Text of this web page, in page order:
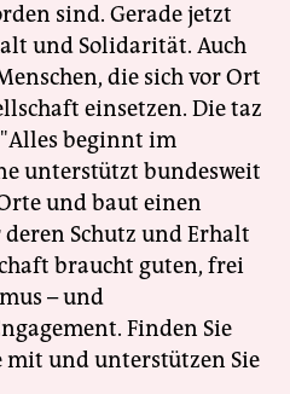
sind. Gerade jetzt
und Solidarität. Auch
die sich vor Ort
einsetzen. Die taz
beginnt im
unterstützt bundesweit
und baut einen
Schutz und Erhalt
braucht guten, frei
– und
Finden Sie
mit und unterstützen Sie